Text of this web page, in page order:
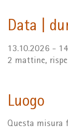
Data |
13.10.2026 -
2 mattine,
Luogo
Questa misura